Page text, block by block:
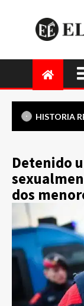
HISTORIA
Detenido
dos